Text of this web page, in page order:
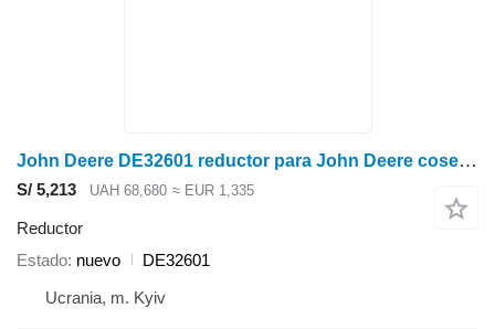
John Deere DE32601 reductor para John Deere cosechadora de cereales
S/ 5,213 UAH 68,680 ≈ EUR 1,335
Reductor
Estado nuevo
DE32601
Ucrania, m. Kyiv